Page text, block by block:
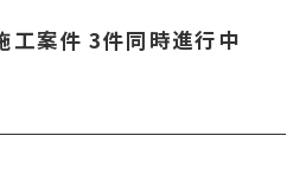
工案件 3件同時進行中